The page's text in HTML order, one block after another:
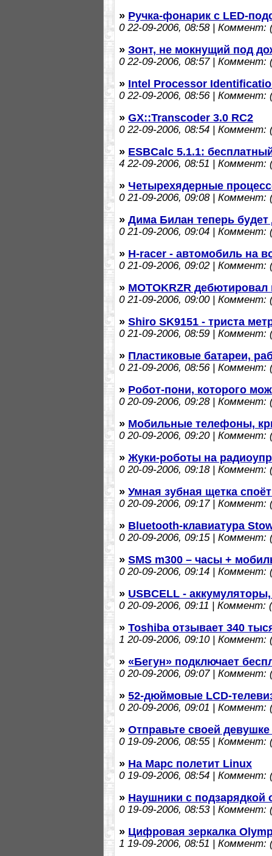
» Ручка-фонарик с LED-
022-09-2006, 08:58 | Коммент:
» Зонт, не мокнущий под
022-09-2006, 08:57 | Коммент:
» Intel Processor
022-09-2006, 08:56 | Коммент:
» GX::Transcoder 3.0 RC2
022-09-2006, 08:54 | Коммент:
» ESBCalc 5.1.1:
4 22-09-2006, 08:51 | Коммент:
» Четырехядерные
021-09-2006, 09:08 | Коммент:
» Дима Билан теперь
021-09-2006, 09:04 | Коммент:
» H-racer - автомобиль на
021-09-2006, 09:02 | Коммент:
» MOTOKRZR дебютировал
021-09-2006, 09:00 | Коммент:
» Shiro SK9151 - триста
021-09-2006, 08:59 | Коммент:
» Пластиковые батареи,
021-09-2006, 08:56 | Коммент:
» Робот-пони, которого
020-09-2006, 09:28 | Коммент:
» Мобильные телефоны,
020-09-2006, 09:20 | Коммент:
» Жуки-роботы на
020-09-2006, 09:18 | Коммент:
» Умная зубная щетка
020-09-2006, 09:17 | Коммент:
» Bluetooth-клавиатура
020-09-2006, 09:15 | Коммент:
» SMS m300 – часы +
020-09-2006, 09:14 | Коммент:
» USBCELL -
020-09-2006, 09:11 | Коммент:
» Toshiba отзывает 340
1 20-09-2006, 09:10 | Коммент:
» «Бегун» подключает
020-09-2006, 09:07 | Коммент:
» 52-дюймовые LCD-
020-09-2006, 09:01 | Коммент:
» Отправьте своей
019-09-2006, 08:55 | Коммент:
» На Марс полетит Linux
019-09-2006, 08:54 | Коммент:
» Наушники с подзарядкой
019-09-2006, 08:53 | Коммент:
» Цифровая зеркалка
1 19-09-2006, 08:51 | Коммент: